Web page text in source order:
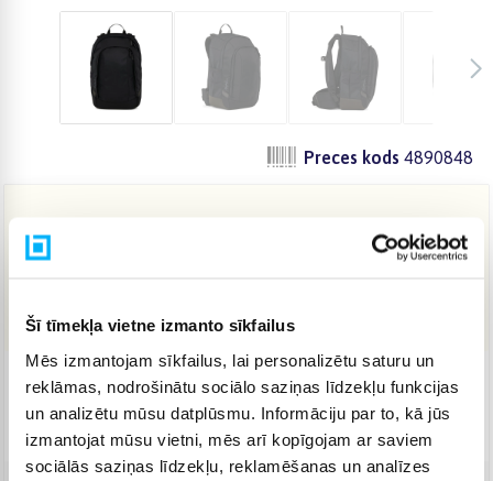
Šī tīmekļa vietne izmanto sīkfailus
Mēs izmantojam sīkfailus, lai personalizētu saturu un
reklāmas, nodrošinātu sociālo saziņas līdzekļu funkcijas
un analizētu mūsu datplūsmu. Informāciju par to, kā jūs
izmantojat mūsu vietni, mēs arī kopīgojam ar saviem
sociālās saziņas līdzekļu, reklamēšanas un analīzes
Preces kods 4890848
79,42 €
Piegāde: 3-5 d.d.
Norēķinieties bez papildmaksas 6 mēn.